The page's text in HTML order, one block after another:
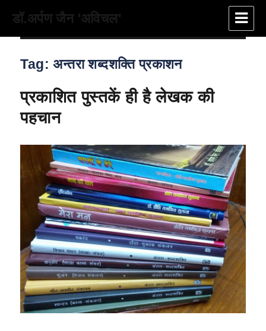
डॉ.अर्पण जैन 'अविचल'
Tag:अन्तरा शब्दशक्ति प्रकाशन
प्रकाशित पुस्तकें ही है लेखक की
पहचान